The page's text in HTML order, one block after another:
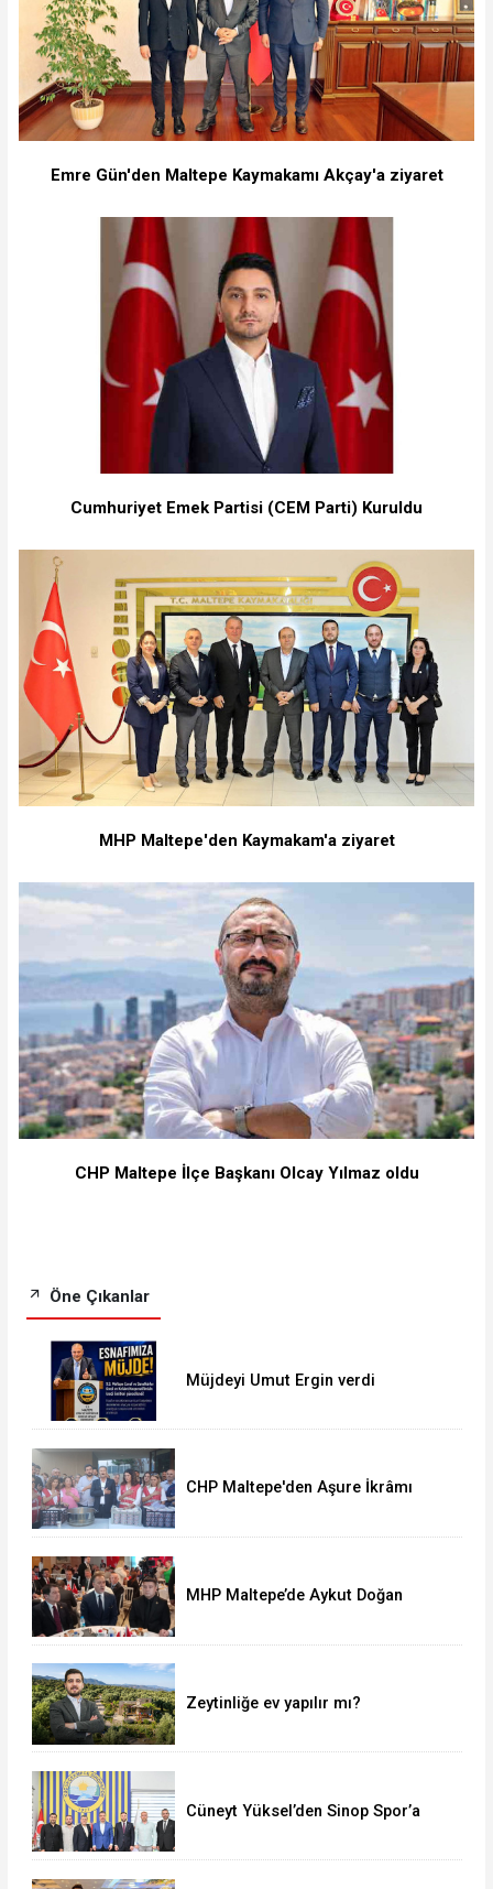
Emre Gün'den Maltepe Kaymakamı Akçay'a ziyaret
Cumhuriyet Emek Partisi (CEM Parti) Kuruldu
MHP Maltepe'den Kaymakam'a ziyaret
CHP Maltepe İlçe Başkanı Olcay Yılmaz oldu
Öne Çıkanlar
Müjdeyi Umut Ergin verdi
CHP Maltepe'den Aşure İkrâmı
MHP Maltepe’de Aykut Doğan
Zeytinliğe ev yapılır mı?
Cüneyt Yüksel’den Sinop Spor’a